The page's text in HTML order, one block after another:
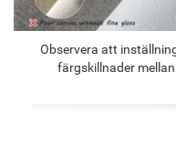
Observera att
färgskillnader